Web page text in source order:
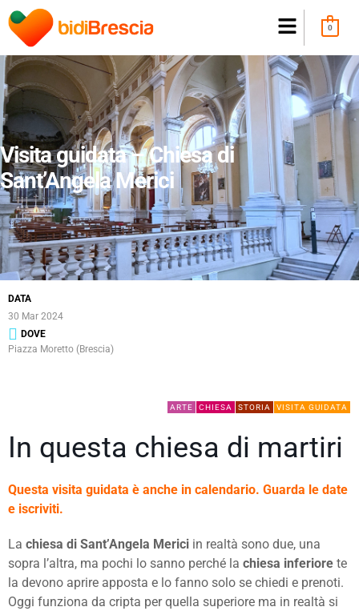
0
Visita guidata – Chiesa di
Sant’Angela Merici
DATA
30 Mar 2024
DOVE
Piazza Moretto (Brescia)
ARTE CHIESA STORIA VISITA GUIDATA
In questa chiesa di martiri
Questa visita guidata è anche in calendario. Guarda le date
e iscriviti.
La chiesa di Sant’Angela Merici in realtà sono due, una
sopra l’altra, ma pochi lo sanno perché la chiesa inferiore te
la devono aprire apposta e lo fanno solo se chiedi e prenoti.
Oggi funziona da cripta per quella superiore ma in realtà si